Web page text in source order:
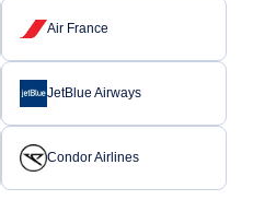
Air France
JetBlue Airways
Condor Airlines